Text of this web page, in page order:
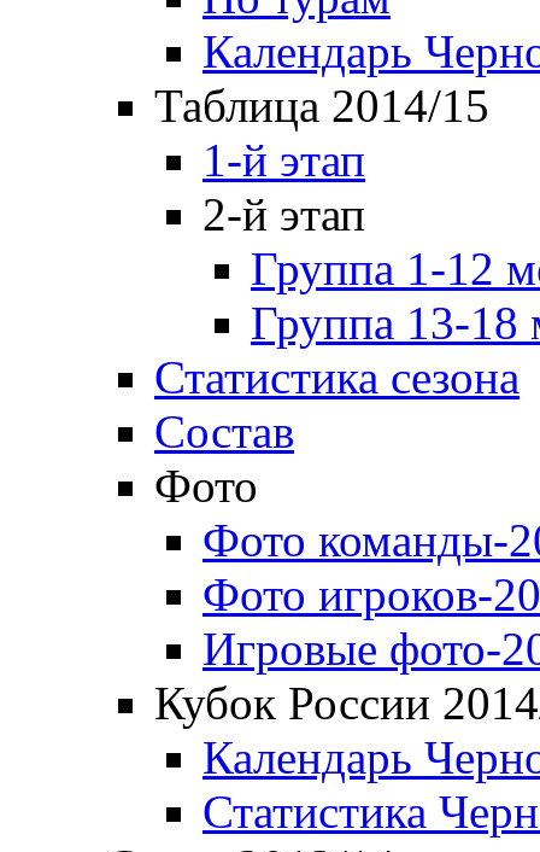
Календарь
Таблица 2014/15
1-й этап
2-й этап
Группа 1-12
Группа 13-18
Статистика сезона
Состав
Фото
Фото команды-
Фото игроков-
Игровые фото-
Кубок России
Календарь
Статистика